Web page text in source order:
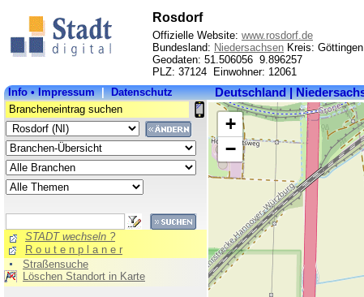
Rosdorf
Offizielle Website: www.rosdorf.de
Bundesland: Niedersachsen Kreis: Göttingen
Geodaten: 51.506056 9.896257
PLZ: 37124 Einwohner: 12061